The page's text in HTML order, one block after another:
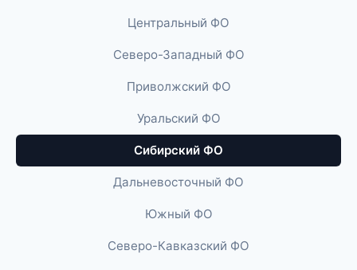
Центральный ФО
Северо-Западный ФО
Приволжский ФО
Уральский ФО
Сибирский ФО
Дальневосточный ФО
Южный ФО
Северо-Кавказский ФО